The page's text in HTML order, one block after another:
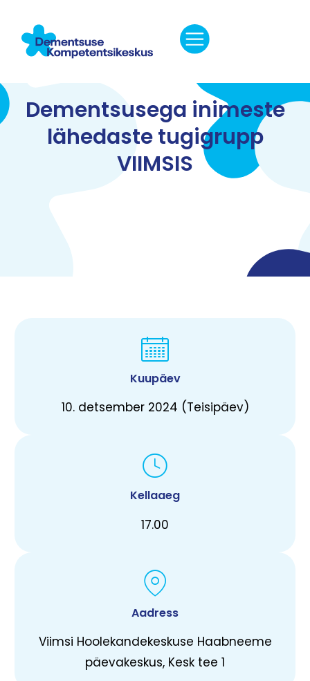
Dementsusega inimeste
lähedaste tugigrupp
VIIMSIS
Kuupäev
10. detsember 2024 (Teisipäev)
Kellaaeg
17.00
Aadress
Viimsi Hoolekandekeskuse Haabneeme
päevakeskus, Kesk tee 1